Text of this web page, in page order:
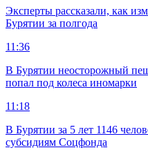
Эксперты рассказали, как
Бурятии за полгода
11:36
В Бурятии неосторожный
попал под колеса иномарки
11:18
В Бурятии за 5 лет 1146
субсидиям Соцфонда